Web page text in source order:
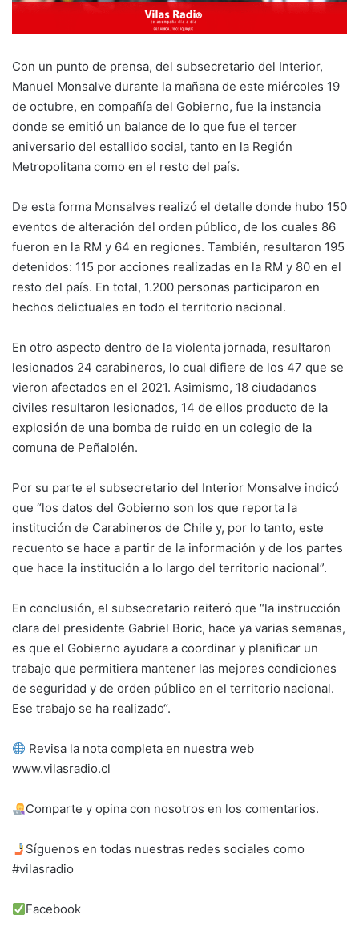
Con un punto de prensa, del subsecretario del Interior,
Manuel Monsalve durante la mañana de este miércoles 19
de octubre, en compañía del Gobierno, fue la instancia
donde se emitió un balance de lo que fue el tercer
aniversario del estallido social, tanto en la Región
Metropolitana como en el resto del país.
De esta forma Monsalves realizó el detalle donde hubo 150
eventos de alteración del orden público, de los cuales 86
fueron en la RM y 64 en regiones. También, resultaron 195
detenidos: 115 por acciones realizadas en la RM y 80 en el
resto del país. En total, 1.200 personas participaron en
hechos delictuales en todo el territorio nacional.
En otro aspecto dentro de la violenta jornada, resultaron
lesionados 24 carabineros, lo cual difiere de los 47 que se
vieron afectados en el 2021. Asimismo, 18 ciudadanos
civiles resultaron lesionados, 14 de ellos producto de la
explosión de una bomba de ruido en un colegio de la
comuna de Peñalolén.
Por su parte el subsecretario del Interior Monsalve indicó
que “los datos del Gobierno son los que reporta la
institución de Carabineros de Chile y, por lo tanto, este
recuento se hace a partir de la información y de los partes
que hace la institución a lo largo del territorio nacional”.
En conclusión, el subsecretario reiteró que “la instrucción
clara del presidente Gabriel Boric, hace ya varias semanas,
es que el Gobierno ayudara a coordinar y planificar un
trabajo que permitiera mantener las mejores condiciones
de seguridad y de orden público en el territorio nacional.
Ese trabajo se ha realizado“.
Revisa la nota completa en nuestra web
www.vilasradio.cl
Comparte y opina con nosotros en los comentarios.
Síguenos en todas nuestras redes sociales como
#vilasradio
Facebook